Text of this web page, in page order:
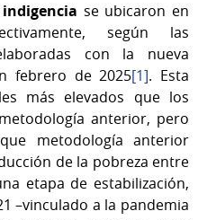
se ubicaron en
según las
con la nueva
febrero de 2025[1]. Esta
más elevados que los
anterior, pero
metodología anterior
de la pobreza entre
etapa de estabilización,
–vinculado a la pandemia